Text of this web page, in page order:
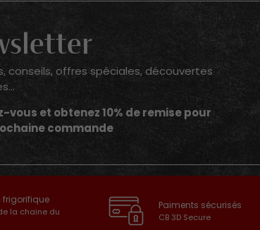
conseils, offres spéciales, découvertes
vous et obtenez 10% de remise pour
commande
frigorifique
la chaine du
Paiments sécurisés
CB 3D Secure